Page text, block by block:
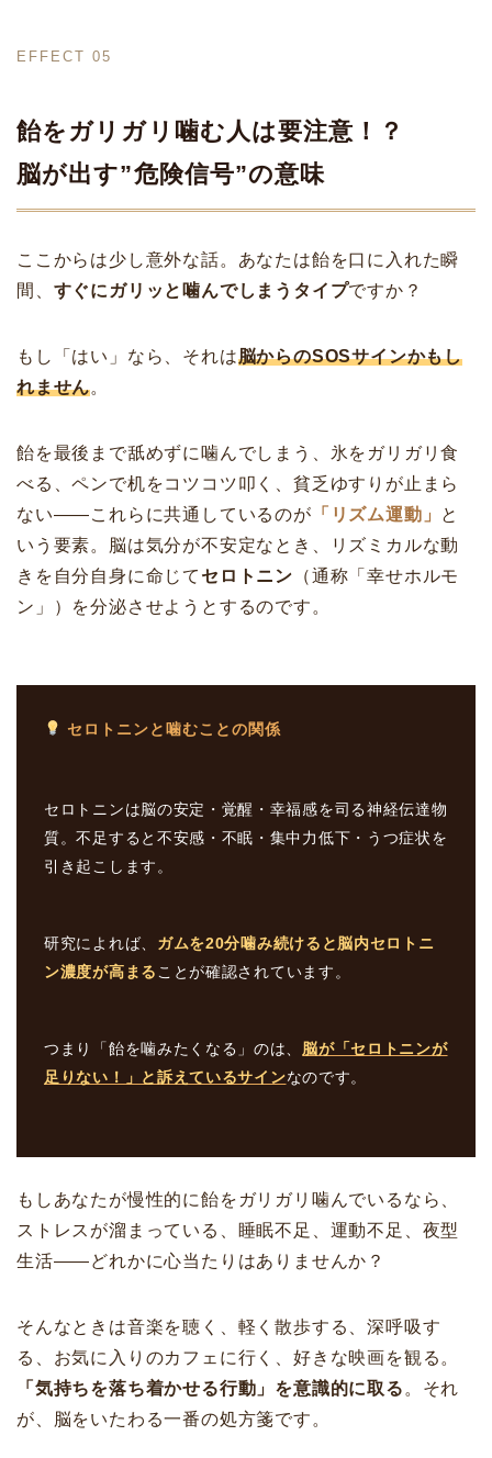
EFFECT 05
飴をガリガリ噛む人は要注意！？
脳が出す”危険信号”の意味
ここからは少し意外な話。あなたは飴を口に入れた瞬
間、 すぐにガリッと噛んでしまうタイプですか？
もし「はい」なら、それは脳からのSOSサインかもし
れません。
飴を最後まで舐めずに噛んでしまう、氷をガリガリ食
べる、ペンで机をコツコツ叩く、貧乏ゆすりが止まら
ない――これらに共通しているのが 「リズム運動」 と
いう要素。脳は気分が不安定なとき、リズミカルな動
きを自分自身に命じて セロトニン （通称「幸せホルモ
ン」）を分泌させようとするのです。
セロトニンと噛むことの関係
セロトニンは脳の安定・覚醒・幸福感を司る神経伝達物
質。不足すると不安感・不眠・集中力低下・うつ症状を
引き起こします。
研究によれば、 ガムを20分噛み続けると脳内セロトニ
ン濃度が高まる ことが確認されています。
つまり「飴を噛みたくなる」のは、 脳が「セロトニンが
足りない！」と訴えているサインなのです。
もしあなたが慢性的に飴をガリガリ噛んでいるなら、
ストレスが溜まっている、睡眠不足、運動不足、夜型
生活――どれかに心当たりはありませんか？
そんなときは音楽を聴く、軽く散歩する、深呼吸す
る、お気に入りのカフェに行く、好きな映画を観る。
「気持ちを落ち着かせる行動」を意識的に取る 。それ
が、脳をいたわる一番の処方箋です。